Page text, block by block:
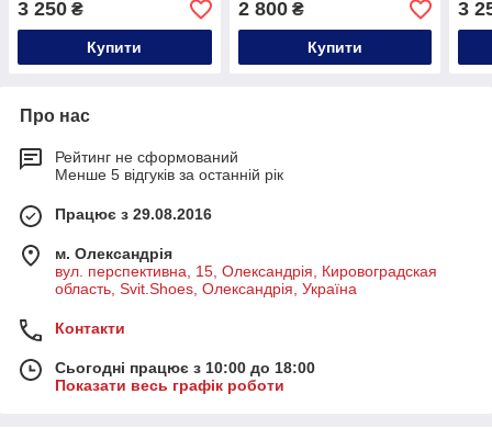
3 250 ₴
Купити
2 800₴
Купити
3
Про нас
Рейтинг не сформований
Менше 5 відгуків за останній рік
Працює з 29.08.2016
м. Олександрія
вул. перспективна, 15, Олександрія, Кировоградская
область, Svit.Shoes, Олександрія, Україна
Контакти
Сьогодні працює з 10:00 до 18:00
Показати весь графік роботи